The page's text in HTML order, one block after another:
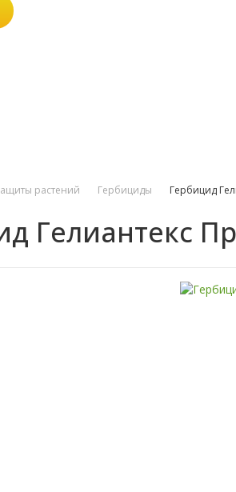
растений Гербициды Гербицид
Гелиантекс